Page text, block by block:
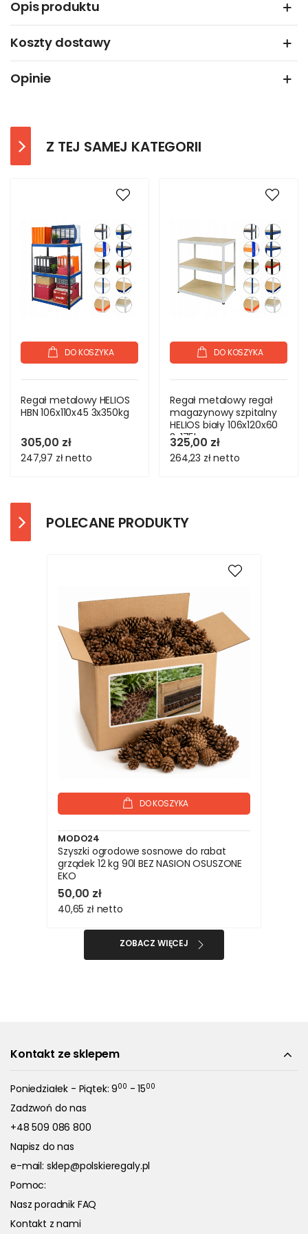
Opis produktu
Koszty dostawy
Opinie
Z TEJ SAMEJ KATEGORII
DO KOSZYKA
Regał metalowy HELIOS
HBN 106x110x45 3x350kg
305,00 zł
247,97 złnetto
DO KOSZYKA
Regał metalowy regał
magazynowy szpitalny
HELIOS biały 106x120x60
3x175kg
325,00 zł
264,23 złnetto
POLECANE PRODUKTY
DO KOSZYKA
MODO24
Szyszki ogrodowe sosnowe do rabat
grządek 12 kg 90l BEZ NASION OSUSZONE
EKO
50,00 zł
40,65 zł netto
ZOBACZ WIĘCEJ
Kontakt ze sklepem
Poniedziałek - Piątek: 900 - 1500
Zadzwoń do nas
+48 509 086 800
Napisz do nas
e-mail: sklep@polskieregaly.pl
Pomoc:
Nasz poradnik FAQ
Kontakt z nami